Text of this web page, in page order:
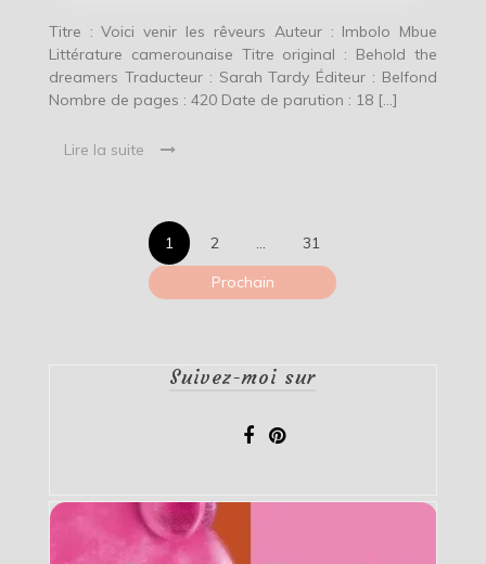
Titre : Voici venir les rêveurs Auteur : Imbolo Mbue
Littérature camerounaise Titre original : Behold the
dreamers Traducteur : Sarah Tardy Éditeur : Belfond
Nombre de pages : 420 Date de parution : 18 […]
Lire la suite
Pagination
des
1 2 …
31
Prochain
Suivez-moi sur